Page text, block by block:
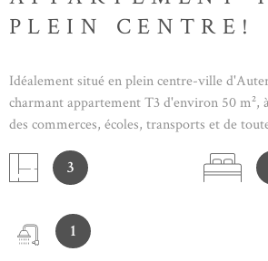
PLEIN CENTRE!
Idéalement situé en plein centre-ville
charmant appartement T3 d'environ 50
des commerces, écoles, transports et de
L'appartement se compose d'une pièce de
cuisine, de deux chambres, d'une salle d'eau
Fonctionnel et agréable à vivre, ce logement
couple, une petite famille ou des colocataires
de vie pratique en centre-ville. DISPONIBLE
3
1